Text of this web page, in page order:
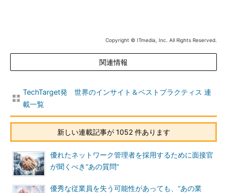
Copyright © ITmedia, Inc. All Rights Reserved.
関連情報
TechTarget発 世界のインサイト＆ベストプラクティス 連
載一覧
新しい連載記事が 1052 件あります
優れたネットワーク管理者を採用するために面接官
が聞くべき“あの質問”
優秀な従業員を失う可能性があっても、“あの業